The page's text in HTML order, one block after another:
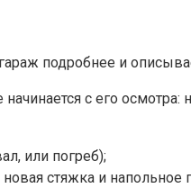
подробнее и
с его
или погреб);
стяжка и напольное